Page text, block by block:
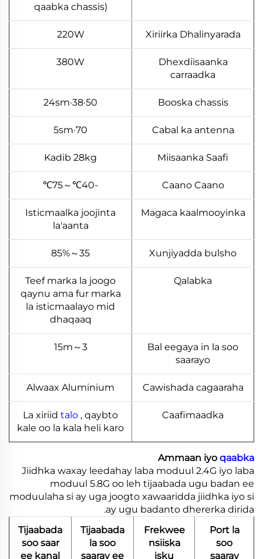
qaabka chassis)
Xiriirka Dhalinyarada
220W
Dhexdiisaanka
carraadka
380W
Booska chassis
50·38·24sm
Cabal ka antenna
70·5sm
Miisaanka Saafi
Kadib 28kg
Caano Caano
-40℃～75℃
Magaca kaalmooyinka
Isticmaalka joojinta
la'aanta
Xunjiyadda bulsho
35～85%
Qalabka
Teef marka la joogo
qaynu ama fur marka
la isticmaalayo mid
dhaqaaq
Bal eegaya in la soo
saarayo
3～15m
Cawishada cagaaraha
Alwaax Aluminium
Caafimaadka
La xiriid talo , qaybto
kale oo la kala heli karo
Ammaan iyo qaabka
Jiidhka waxay leedahay laba moduul 2.4G iyo laba
moduul 5.8G oo leh tijaabada ugu badan ee
moduulaha si ay uga joogto xawaaridda jiidhka iyo si
ay ugu badanto dhererka dirida.
Port la
soo
saaray
Frekwee
nsiiska
isku
Tijaabada
la soo
saaray ee
Tijaabada
soo saar
ee kanal